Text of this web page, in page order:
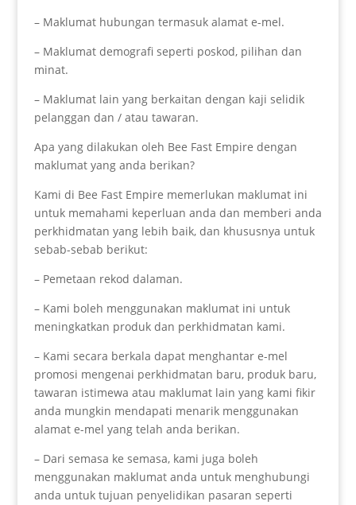
– Maklumat hubungan termasuk alamat e-mel.
– Maklumat demografi seperti poskod, pilihan dan
minat.
– Maklumat lain yang berkaitan dengan kaji selidik
pelanggan dan / atau tawaran.
Apa yang dilakukan oleh Bee Fast Empire dengan
maklumat yang anda berikan?
Kami di Bee Fast Empire memerlukan maklumat ini
untuk memahami keperluan anda dan memberi anda
perkhidmatan yang lebih baik, dan khususnya untuk
sebab-sebab berikut:
– Pemetaan rekod dalaman.
– Kami boleh menggunakan maklumat ini untuk
meningkatkan produk dan perkhidmatan kami.
– Kami secara berkala dapat menghantar e-mel
promosi mengenai perkhidmatan baru, produk baru,
tawaran istimewa atau maklumat lain yang kami fikir
anda mungkin mendapati menarik menggunakan
alamat e-mel yang telah anda berikan.
– Dari semasa ke semasa, kami juga boleh
menggunakan maklumat anda untuk menghubungi
anda untuk tujuan penyelidikan pasaran seperti